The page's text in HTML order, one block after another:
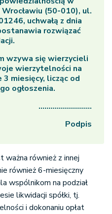
(50-010), ul.
uchwałą z dnia
rozwiązać
wzywa się wierzycieli
wierzytelności na
miesięcy, licząc od
ogłoszenia.
………………………
Podpis
ważna również z innej
również 6-miesięczny
wspólnikom na podział
likwidacji spółki, tj.
i dokonaniu opłat